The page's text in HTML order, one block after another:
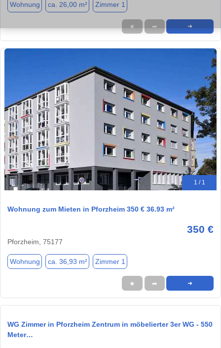
Wohnung ca. 26,00 m² Zimmer 1
★ ➦ ➜
1 / 1
Wohnung zum Mieten in Pforzheim 350 € 36.93 m²
350 €
Pforzheim, 75177
Wohnung ca. 36,93 m² Zimmer 1
★ ➦ ➜
WG Zimmer in Pforzheim Zentrum in möbelierter 3er WG - 550
Meter…